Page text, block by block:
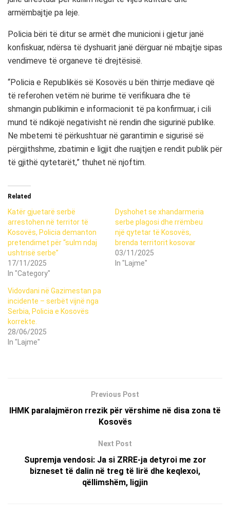
armëmbajtje pa leje.
Policia bëri të ditur se armët dhe municioni i gjetur janë
konfiskuar, ndërsa të dyshuarit janë dërguar në mbajtje sipas
vendimeve të organeve të drejtësisë.
“Policia e Republikës së Kosovës u bën thirrje mediave që
të referohen vetëm në burime të verifikuara dhe të
shmangin publikimin e informacionit të pa konfirmuar, i cili
mund të ndikojë negativisht në rendin dhe sigurinë publike.
Ne mbetemi të përkushtuar në garantimin e sigurisë së
përgjithshme, zbatimin e ligjit dhe ruajtjen e rendit publik për
të gjithë qytetarët,” thuhet në njoftim.
Related
Katër gjuetarë serbë
arrestohen në territor të
Kosovës, Policia demanton
pretendimet për “sulm ndaj
ushtrisë serbe”
17/11/2025
In "Category"
Dyshohet se xhandarmeria
serbe plagosi dhe rrëmbeu
një qytetar të Kosovës,
brenda territorit kosovar
03/11/2025
In "Lajme"
Vidovdani në Gazimestan pa
incidente – serbët vijnë nga
Serbia, Policia e Kosovës
korrekte.
28/06/2025
In "Lajme"
Previous Post
IHMK paralajmëron rrezik për vërshime në disa zona të
Kosovës
Next Post
Supremja vendosi: Ja si ZRRE-ja detyroi me zor
bizneset të dalin në treg të lirë dhe keqlexoi,
qëllimshëm, ligjin